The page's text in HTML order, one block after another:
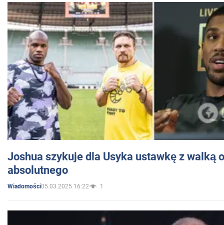
Joshua szykuje dla Usyka ustawkę z walką
absolutnego
Wiadomości05.03.2025 16:22 1